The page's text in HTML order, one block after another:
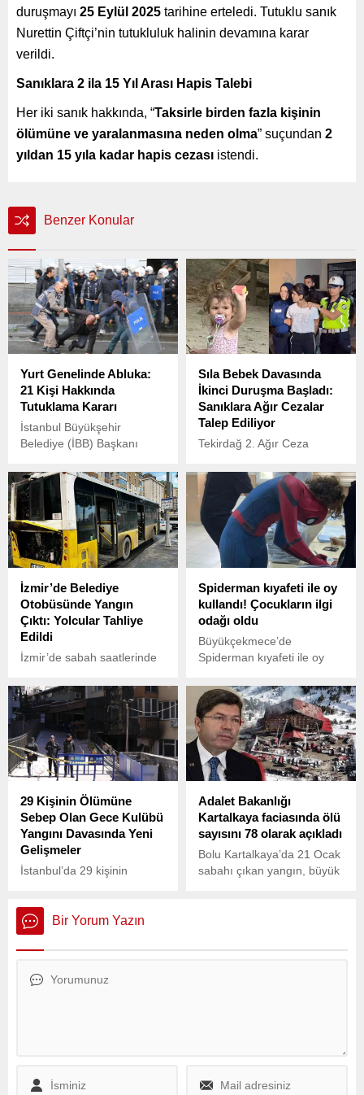
duruşmayı 25 Eylül 2025 tarihine erteledi. Tutuklu sanık
Nurettin Çiftçi’nin tutukluluk halinin devamına karar
verildi.
Sanıklara 2 ila 15 Yıl Arası Hapis Talebi
Her iki sanık hakkında, “Taksirle birden fazla kişinin
ölümüne ve yaralanmasına neden olma” suçundan 2
yıldan 15 yıla kadar hapis cezası istendi.
Benzer Konular
Yurt Genelinde Abluka:
21 Kişi Hakkında
Tutuklama Kararı
İstanbul Büyükşehir
Belediye (İBB) Başkanı
gözaltına alınması ve
tutuklanmasının ardından
başlayan protestolar
sırasında, güvenlik
güçlerinin müdahalesiyle
gözaltına alınan 21 kişi
verildi.
Sıla Bebek Davasında
İkinci Duruşma Başladı:
Sanıklara Ağır Cezalar
Talep Ediliyor
Tekirdağ 2. Ağır Ceza
yaşındaki Sıla Yeniçeri’nin
cinsel istismar ve şiddet
sonucu hayatını
kaybetmesine ilişkin
davanın ikinci duruşması
başladı.
İzmir’de Belediye
Otobüsünde Yangın
Çıktı: Yolcular Tahliye
Edildi
İzmir’de sabah saatlerinde
Yavuz Caddesi’nde seyir
halinde olan 35 DB 0160
plakalı 44 numaralı
Mersinpınar-Gümrük
otobüsünde, saat 08.30
sıralarında motor
Spiderman kıyafeti ile oy
kullandı! Çocukların ilgi
odağı oldu
Büyükçekmece’de
Spiderman kıyafeti ile oy
renkli görüntüler oluşturdu.
29 Kişinin Ölümüne
Sebep Olan Gece Kulübü
Yangını Davasında Yeni
Gelişmeler
İstanbul’da 29 kişinin
yangınına ilişkin davada
yeni gelişmeler yaşandı.
Adalet Bakanlığı
Kartalkaya faciasında ölü
sayısını 78 olarak açıkladı
Bolu Kartalkaya’da 21 Ocak
sabahı çıkan yangın, büyük
merkezine uzak olması
Bir Yorum Yazın